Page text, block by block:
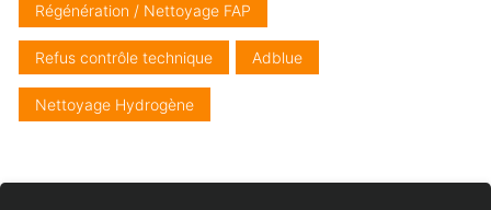
Régénération / Nettoyage FAP
Refus contrôle technique Adblue
Nettoyage Hydrogène